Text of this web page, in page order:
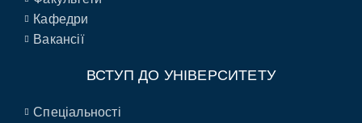
Кафедри
Вакансії
ВСТУП ДО УНІВЕРСИТЕТУ
Спеціальності